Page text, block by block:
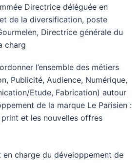
Directrice déléguée en
de la diversification, poste
Directrice générale du
charg
l’ensemble des métiers
Publicité, Audience, Numérique,
Etude, Fabrication) autour
de la marque Le Parisien :
et les nouvelles offres
en charge du développement de